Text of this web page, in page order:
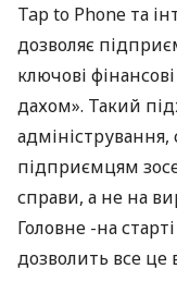
Tap to Phone та
дозволяє
ключові
дахом». Такий
адміністрування,
підприємцям
справи, а не на
Головне -на
дозволить все це